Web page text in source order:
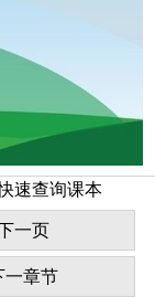
速查询课本
下一页
一章节